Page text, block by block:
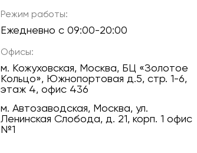
Режим работы:
Ежедневно с 09:00-20:00
Офисы:
м. Кожуховская, Москва, БЦ «Золотое
Кольцо», Южнопортовая д.5, стр. 1-6,
этаж 4, офис 436
м. Автозаводская, Москва, ул.
Ленинская Слобода, д. 21, корп. 1 офис
№1